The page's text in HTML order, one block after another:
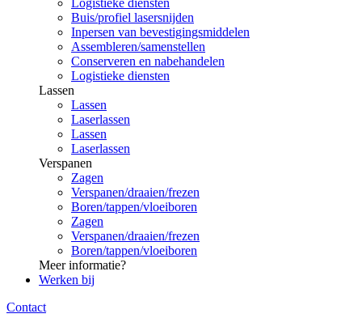
Buis/profiel lasersnijden
Inpersen van bevestigingsmiddelen
Assembleren/samenstellen
Conserveren en nabehandelen
Logistieke diensten
Lassen
Lassen
Laserlassen
Lassen
Laserlassen
Verspanen
Zagen
Verspanen/draaien/frezen
Boren/tappen/vloeiboren
Zagen
Verspanen/draaien/frezen
Boren/tappen/vloeiboren
Meer informatie?
Werken bij
Contact